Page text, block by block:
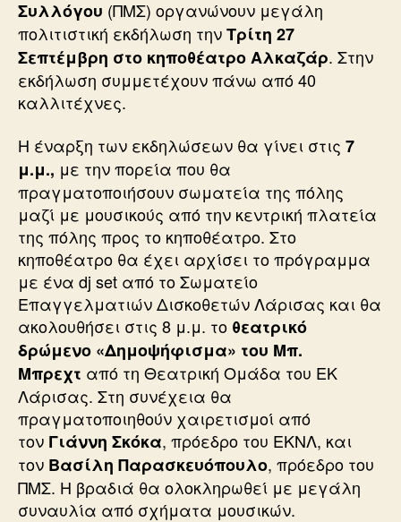
Συλλόγου (ΠΜΣ) οργανώνουν μεγάλη
πολιτιστική εκδήλωση τηνΤρίτη 27
Σεπτέμβρη στο κηποθέατρο Αλκαζάρ. Στην
εκδήλωση συμμετέχουν πάνω από 40
καλλιτέχνες.
Η έναρξη των εκδηλώσεων θα γίνει στις 7
μ.μ., με την πορεία που θα
πραγματοποιήσουν σωματεία της πόλης
μαζί με μουσικούς από την κεντρική πλατεία
της πόλης προς το κηποθέατρο. Στο
κηποθέατρο θα έχει αρχίσει το πρόγραμμα
με ένα dj set από το Σωματείο
Επαγγελματιών Δισκοθετών Λάρισας και θα
ακολουθήσει στις 8 μ.μ. το θεατρικό
δρώμενο «Δημοψήφισμα» του Μπ.
Μπρεχτ από τη Θεατρική Ομάδα του ΕΚ
Λάρισας. Στη συνέχεια θα
πραγματοποιηθούν χαιρετισμοί από
τον Γιάννη Σκόκα, πρόεδρο του ΕΚΝΛ, και
τον Βασίλη Παρασκευόπουλο, πρόεδρο του
ΠΜΣ. Η βραδιά θα ολοκληρωθεί με μεγάλη
συναυλία από σχήματα μουσικών.